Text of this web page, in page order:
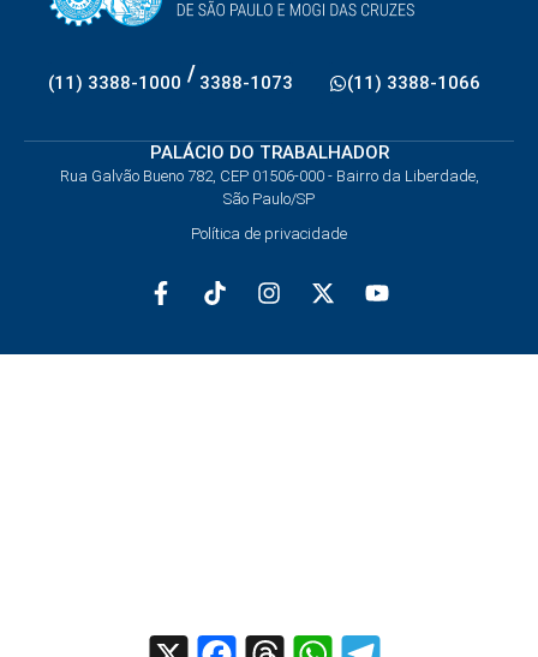
(11) 3388-1000 / 3388-1073 (11) 3388-1066
PALÁCIO DO TRABALHADOR
Rua Galvão Bueno 782, CEP 01506-000 - Bairro da Liberdade,
São Paulo/SP
Política de privacidade
X Facebook
ThreadsWhatsAppTelegram